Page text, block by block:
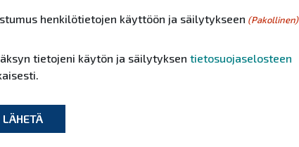
henkilötietojen käyttöön ja säilytykseen (Pakollinen)
tietojeni käytön ja säilytyksen tietosuojaselosteen